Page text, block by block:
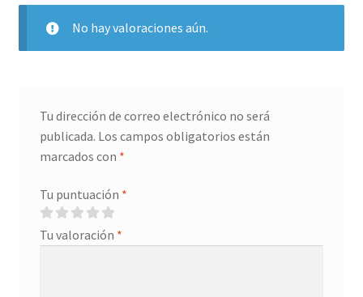
No hay valoraciones aún.
Tu dirección de correo electrónico no será
publicada. Los campos obligatorios están
marcados con *
Tu puntuación *
Tu valoración *